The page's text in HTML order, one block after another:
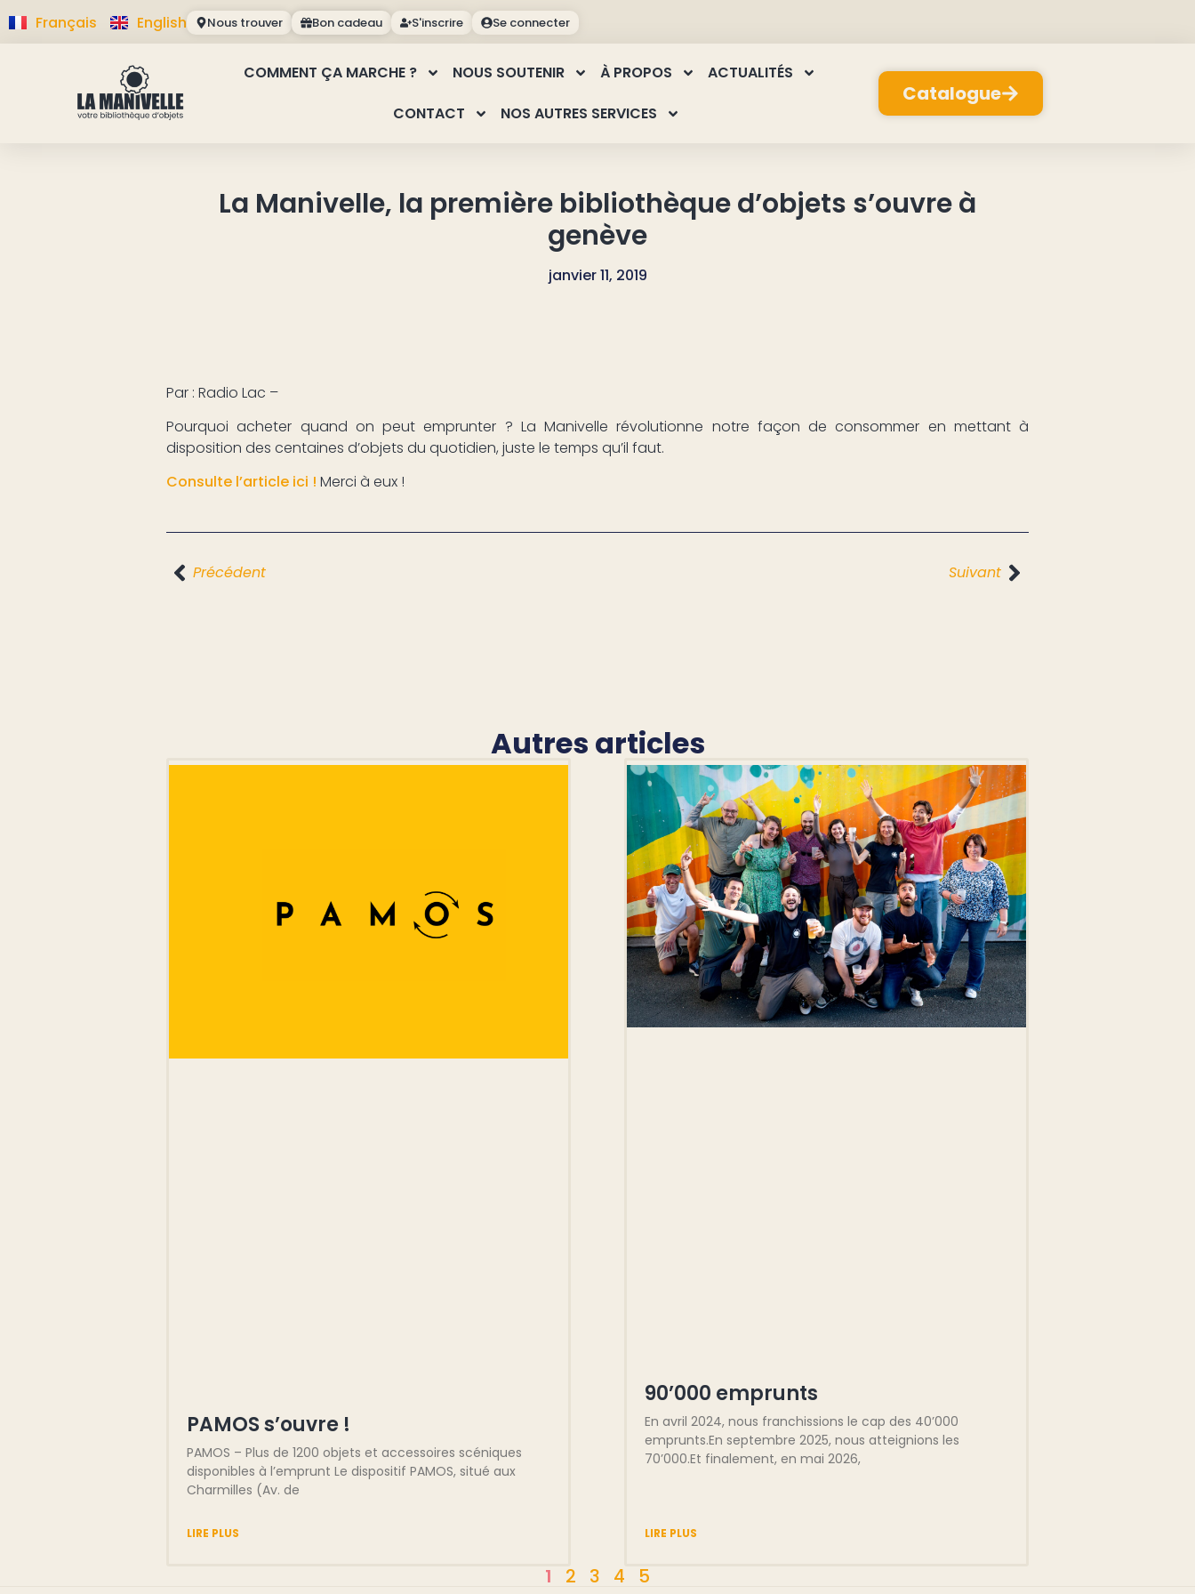
Français English Nous trouver Bon cadeau S'inscrire Se connecter
COMMENT ÇA MARCHE ? NOUS SOUTENIR À PROPOS
ACTUALITÉS
CONTACT
NOS AUTRES SERVICES
Catalogue
La Manivelle, la première bibliothèque d’objets s’ouvre à
genève
janvier 11, 2019
Par : Radio Lac –
Pourquoi acheter quand on peut emprunter ? La Manivelle révolutionne notre façon de consommer en mettant à
disposition des centaines d’objets du quotidien, juste le temps qu’il faut.
Consulte l’article ici ! Merci à eux !
Précédent Suivant
Autres articles
PAMOS s’ouvre !
PAMOS – Plus de 1200 objets et accessoires scéniques
disponibles à l’emprunt Le dispositif PAMOS, situé aux
Charmilles (Av. de
LIRE PLUS
90’000 emprunts
En avril 2024, nous franchissions le cap des 40’000
emprunts.En septembre 2025, nous atteignions les
70’000.Et finalement, en mai 2026,
LIRE PLUS
1 2 3 4 5